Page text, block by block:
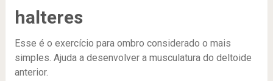
halteres
Esse é o exercício para ombro considerado o mais
simples. Ajuda a desenvolver a musculatura do deltoide
anterior.